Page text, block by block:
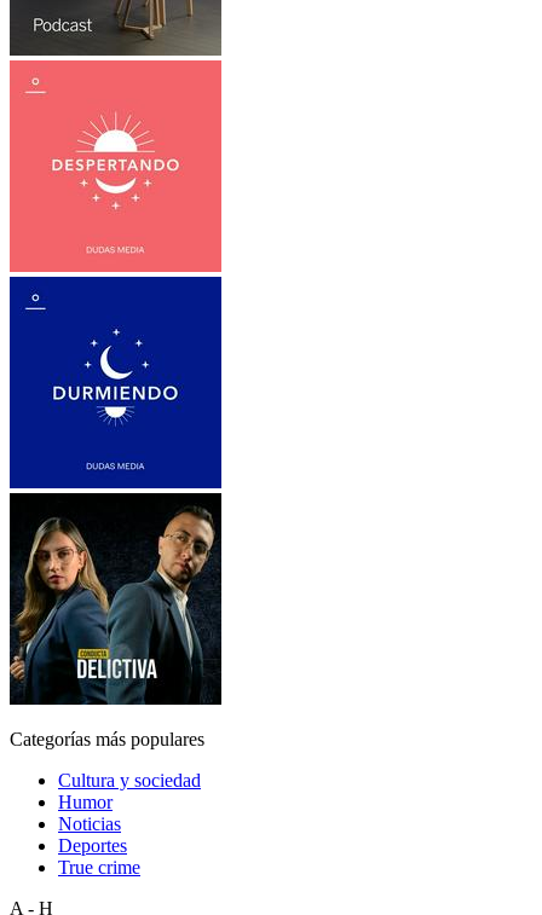
Categorías más populares
Cultura y sociedad
Humor
Noticias
Deportes
True crime
A - H